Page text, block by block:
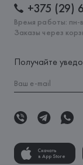
+375 (29)
Время работы: пн-
Заказы через
Получайте
Скачать
в App Store